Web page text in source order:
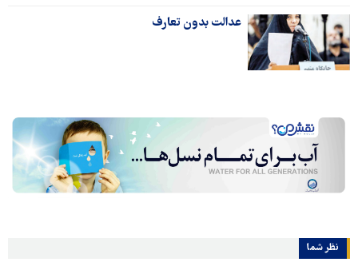
عدالت بدون تعارف
نظر شما